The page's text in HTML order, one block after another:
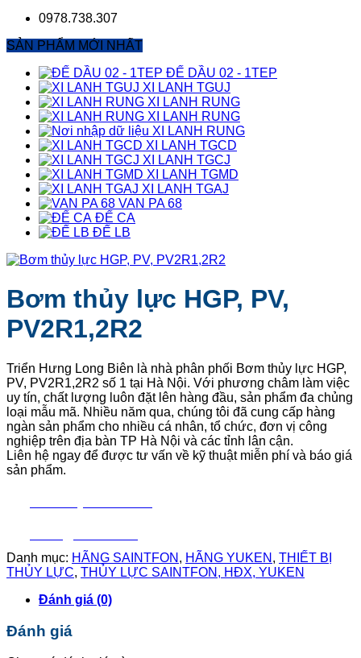
0978.738.307
SẢN PHẨM MỚI NHẤT
ĐẾ DẦU 02 - 1TEP
XI LANH TGUJ
XI LANH RUNG
XI LANH RUNG
XI LANH RUNG
XI LANH TGCD
XI LANH TGCJ
XI LANH TGMD
XI LANH TGAJ
VAN PA 68
ĐẾ CA
ĐẾ LB
Bơm thủy lực HGP, PV,
PV2R1,2R2
Triển Hưng Long Biên là nhà phân phối Bơm thủy lực HGP,
PV, PV2R1,2R2 số 1 tại Hà Nội. Với phương châm làm việc
uy tín, chất lượng luôn đặt lên hàng đầu, sản phẩm đa chủng
loại mẫu mã. Nhiều năm qua, chúng tôi đã cung cấp hàng
ngàn sản phẩm cho nhiều cá nhân, tổ chức, đơn vị công
nghiệp trên địa bàn TP Hà Nội và các tỉnh lân cận.
Liên hệ ngay để được tư vấn về kỹ thuật miễn phí và báo giá
sản phẩm.
Danh mục: HÃNG SAINTFON , HÃNG YUKEN , THIẾT BỊ
THỦY LỰC, THỦY LỰC SAINTFON, HĐX, YUKEN
Đánh giá (0)
Đánh giá